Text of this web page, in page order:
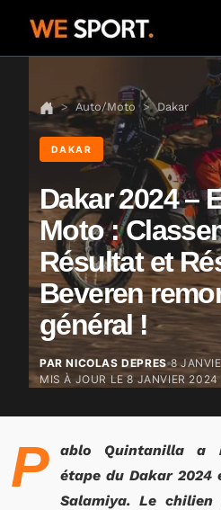
Auto/Moto Dakar
DAKAR
Dakar 2024 –
Moto :
Résultat et
Beveren
général !
PAR NICOLAS DEPRES 8
MIS À JOUR LE8 JANVIER 2024
P
ablo Quintanilla a
étape du Dakar
Salamiya. Le